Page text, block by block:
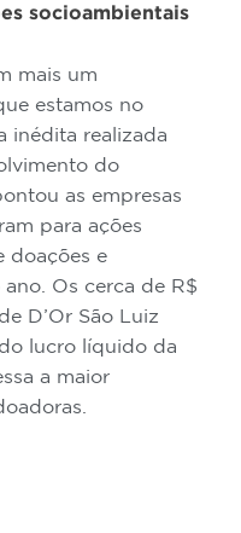
socioambientais
mais um
estamos no
inédita realizada
do
as empresas
para ações
doações e
Os cerca de R$
D’Or São Luiz
lucro líquido da
a maior